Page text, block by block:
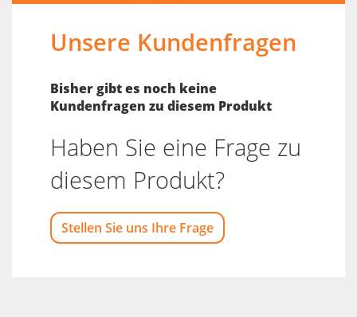
Unsere Kundenfragen
Bisher gibt es noch keine
Kundenfragen zu diesem Produkt
Haben Sie eine Frage zu
diesem Produkt?
Stellen Sie uns Ihre Frage